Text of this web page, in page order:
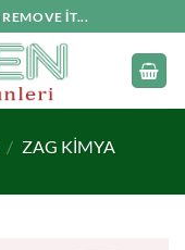
IT...
/ ZAG KIMYA